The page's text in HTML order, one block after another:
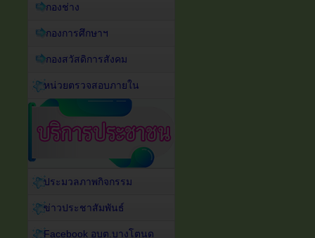
กองช่าง
กองการศึกษาฯ
กองสวัสดิการสังคม
หน่วยตรวจสอบภายใน
ประมวลภาพกิจกรรม
ข่าวประชาสัมพันธ์
Facebook อบต.บางโตนด